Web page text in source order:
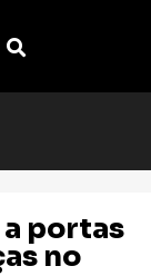
a portas
no